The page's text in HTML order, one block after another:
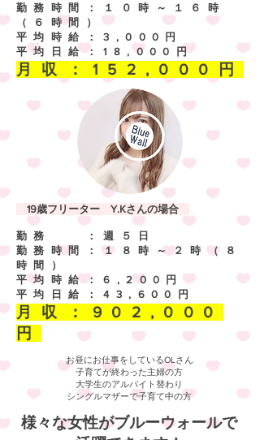
勤務時間：１０時～１６時
（６時間）
平均時給：3,000円
平均日給：18,000円
​月収：152,000円
19歳フリーター Y.Kさんの場合
勤務 ：週５日
勤務時間：１８時～２時（８
時間）
平均時給：6,200円
平均日給：43,600円
​月収：902,000
円
お昼にお仕事をしているOLさん
​子育てが終わった主婦の方
大学生のアルバイト替わり
シングルマザーで子育て中の方
​様々な女性がブルーウォールで